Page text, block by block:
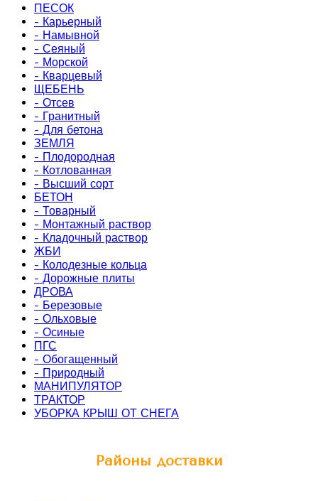
ПЕСОК
- Карьерный
- Намывной
- Сеяный
- Морской
- Кварцевый
ЩЕБЕНЬ
- Отсев
- Гранитный
- Для бетона
ЗЕМЛЯ
- Плодородная
- Котлованная
- Высший сорт
БЕТОН
- Товарный
- Монтажный раствор
- Кладочный раствор
ЖБИ
- Колодезные кольца
- Дорожные плиты
ДРОВА
- Березовые
- Ольховые
- Осиные
ПГС
- Обогащенный
- Природный
МАНИПУЛЯТОР
ТРАКТОР
УБОРКА КРЫШ ОТ СНЕГА
Районы доставки